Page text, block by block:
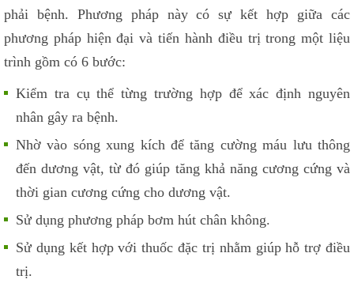
phải bệnh. Phương pháp này có sự kết hợp giữa các
phương pháp hiện đại và tiến hành điều trị trong một liệu
trình gồm có 6 bước:
Kiểm tra cụ thể từng trường hợp để xác định nguyên
nhân gây ra bệnh.
Nhờ vào sóng xung kích để tăng cường máu lưu thông
đến dương vật, từ đó giúp tăng khả năng cương cứng và
thời gian cương cứng cho dương vật.
Sử dụng phương pháp bơm hút chân không.
Sử dụng kết hợp với thuốc đặc trị nhằm giúp hỗ trợ điều
trị.